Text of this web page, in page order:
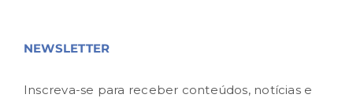
NEWSLETTER
Inscreva-se para receber conteúdos, notícias e